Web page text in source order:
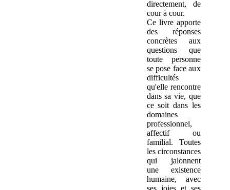
directement, de
cour à cour.
Ce livre apporte
des réponses
concrètes aux
questions que
toute personne
se pose face aux
difficultés
qu'elle rencontre
dans sa vie, que
ce soit dans les
domaines
professionnel,
affectif ou
familial. Toutes
les circonstances
qui jalonnent
une existence
humaine, avec
ses joies et ses